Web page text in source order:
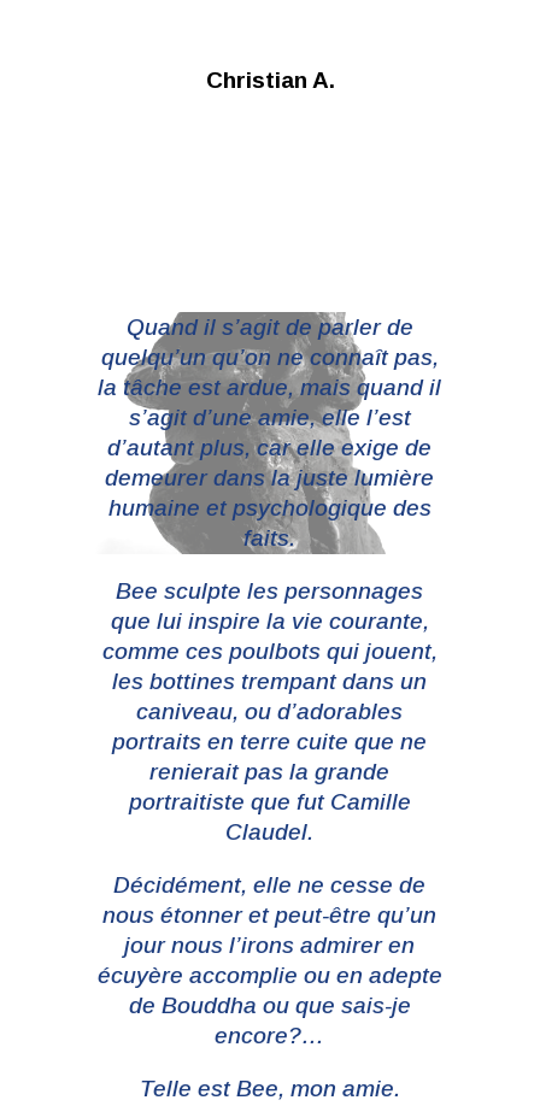
Christian A.
Quand il s’agit de parler de
quelqu’un qu’on ne connaît pas,
la tâche est ardue, mais quand il
s’agit d’une amie, elle l’est
d’autant plus, car elle exige de
demeurer dans la juste lumière
humaine et psychologique des
faits.
Bee sculpte les personnages
que lui inspire la vie courante,
comme ces poulbots qui jouent,
les bottines trempant dans un
caniveau, ou d’adorables
portraits en terre cuite que ne
renierait pas la grande
portraitiste que fut Camille
Claudel.
Décidément, elle ne cesse de
nous étonner et peut-être qu’un
jour nous l’irons admirer en
écuyère accomplie ou en adepte
de Bouddha ou que sais-je
encore?…
Telle est Bee, mon amie.